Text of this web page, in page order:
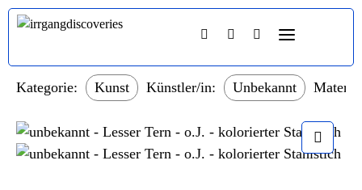
Kategorie: Kunst Künstler/in: Unbekannt